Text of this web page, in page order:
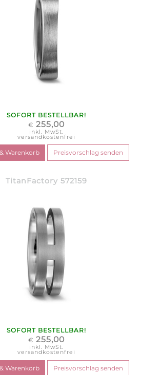
SOFORT BESTELLBAR!
€ 255,00
inkl. MwSt.
versandkostenfrei
TitanFactory 572159
SOFORT BESTELLBAR!
€ 255,00
inkl. MwSt.
versandkostenfrei